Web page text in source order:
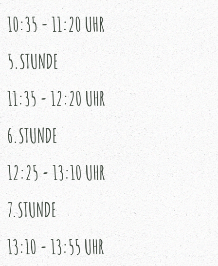
10:35 - 11:20 UHR
5.STUNDE
11:35 - 12:20 UHR
6.STUNDE
12:25 - 13:10 UHR
7.STUNDE
13:10 - 13:55 UHR